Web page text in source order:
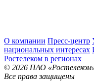
О компании Пресс-центр
национальных интересах
Ростелеком в регионах
© 2026 ПАО
Все права защищены